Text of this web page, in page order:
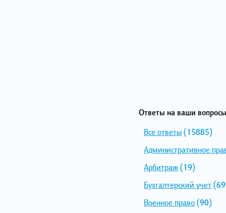
Ответы на ваши
Все ответы(15885)
Административное
Арбитраж(19)
Бухгалтерский учет
Военное право(90)